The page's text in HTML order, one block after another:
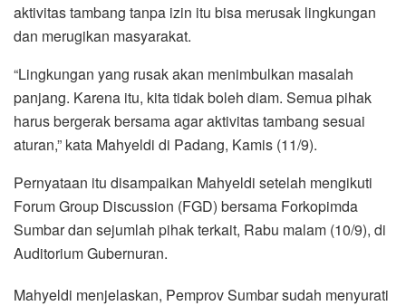
aktivitas tambang tanpa izin itu bisa merusak lingkungan
dan merugikan masyarakat.
“Lingkungan yang rusak akan menimbulkan masalah
panjang. Karena itu, kita tidak boleh diam. Semua pihak
harus bergerak bersama agar aktivitas tambang sesuai
aturan,” kata Mahyeldi di Padang, Kamis (11/9).
Pernyataan itu disampaikan Mahyeldi setelah mengikuti
Forum Group Discussion (FGD) bersama Forkopimda
Sumbar dan sejumlah pihak terkait, Rabu malam (10/9), di
Auditorium Gubernuran.
Mahyeldi menjelaskan, Pemprov Sumbar sudah menyurati